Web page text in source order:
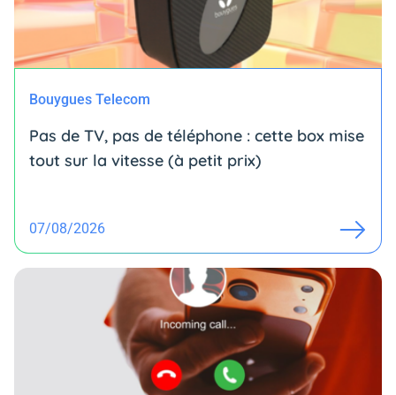
Bouygues Telecom
Pas de TV, pas de téléphone : cette box mise
tout sur la vitesse (à petit prix)
07/08/2026